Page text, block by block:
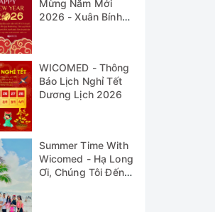
Mừng Năm Mới
2026 - Xuân Bính
WICOMED - Thông
Báo Lịch Nghỉ Tết
Dương Lịch 2026
Summer Time With
Wicomed - Hạ Long
Ơi, Chúng Tôi Đến